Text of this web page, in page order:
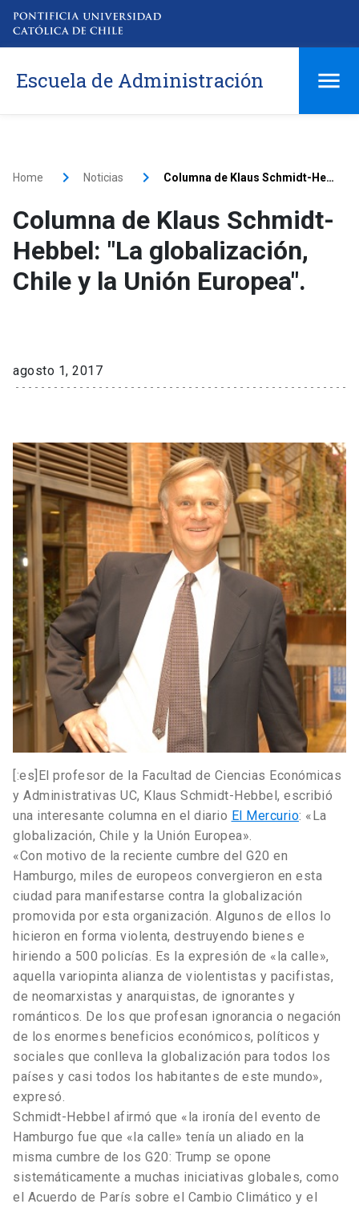
Escuela de Administración
Home Noticias Columna de Klaus Schmidt-Hebbel: "La globalización, Chile y la Unión Europea".
Columna de Klaus Schmidt-
Hebbel: "La globalización,
Chile y la Unión Europea".
agosto 1, 2017
[:es]El profesor de la Facultad de Ciencias Económicas
y Administrativas UC, Klaus Schmidt-Hebbel, escribió
una interesante columna en el diario El Mercurio: «La
globalización, Chile y la Unión Europea».
«Con motivo de la reciente cumbre del G20 en
Hamburgo, miles de europeos convergieron en esta
ciudad para manifestarse contra la globalización
promovida por esta organización. Algunos de ellos lo
hicieron en forma violenta, destruyendo bienes e
hiriendo a 500 policías. Es la expresión de «la calle»,
aquella variopinta alianza de violentistas y pacifistas,
de neomarxistas y anarquistas, de ignorantes y
románticos. De los que profesan ignorancia o negación
de los enormes beneficios económicos, políticos y
sociales que conlleva la globalización para todos los
países y casi todos los habitantes de este mundo»,
expresó.
Schmidt-Hebbel afirmó que «la ironía del evento de
Hamburgo fue que «la calle» tenía un aliado en la
misma cumbre de los G20: Trump se opone
sistemáticamente a muchas iniciativas globales, como
el Acuerdo de París sobre el Cambio Climático y el